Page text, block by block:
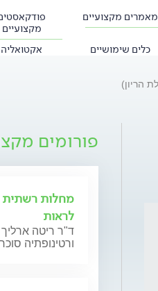
מאמרים מקצועיים
מקצועיים
כלים שימושיים אקטואליה
פורומים
מחלות רשתית
לראות
ד"ר ריטה
ורטינופתיה